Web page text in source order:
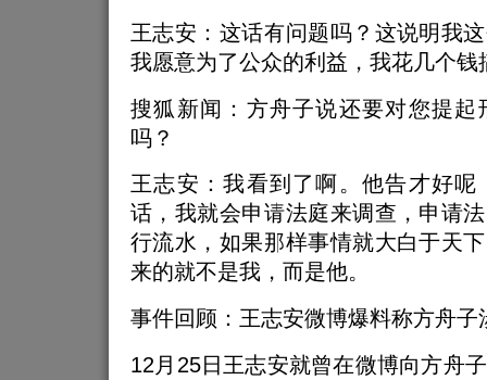
王志安：这话有问题吗？这说明我
我愿意为了公众的利益，我花几个钱
搜狐新闻：方舟子说还要对您提起
吗？
王志安：我看到了啊。他告才好呢
话，我就会申请法庭来调查，申请
行流水，如果那样事情就大白于天
来的就不是我，而是他。
事件回顾：王志安微博爆料称方舟子
12月25日王志安就曾在微博向方舟